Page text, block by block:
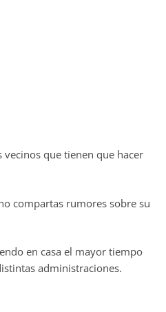
que tienen que hacer
compartas rumores sobre su
en casa el mayor tiempo
administraciones.